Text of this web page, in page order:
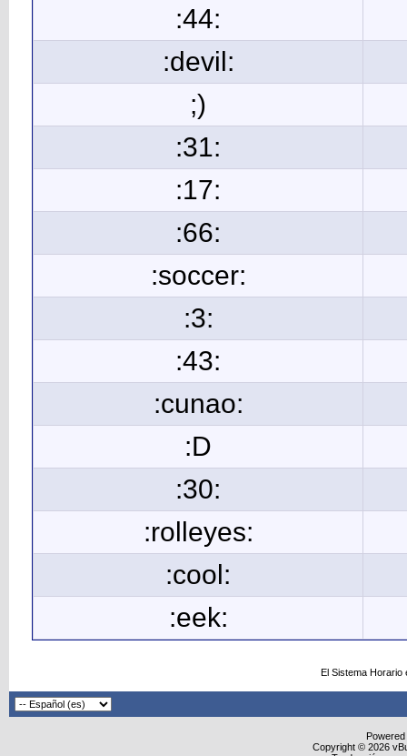
:44:
:devil:
;)
:31:
:17:
:66:
:soccer:
:3:
:43:
:cunao:
:D
:30:
:rolleyes:
:cool:
:eek:
El Sistema
Copyright © 2026